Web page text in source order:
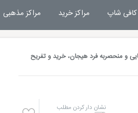
کافی شاپ مراکز خرید مراکز مذهبی
و منحصربه فرد هیجان، خرید و تفریح
نشان دار کردن مطلب